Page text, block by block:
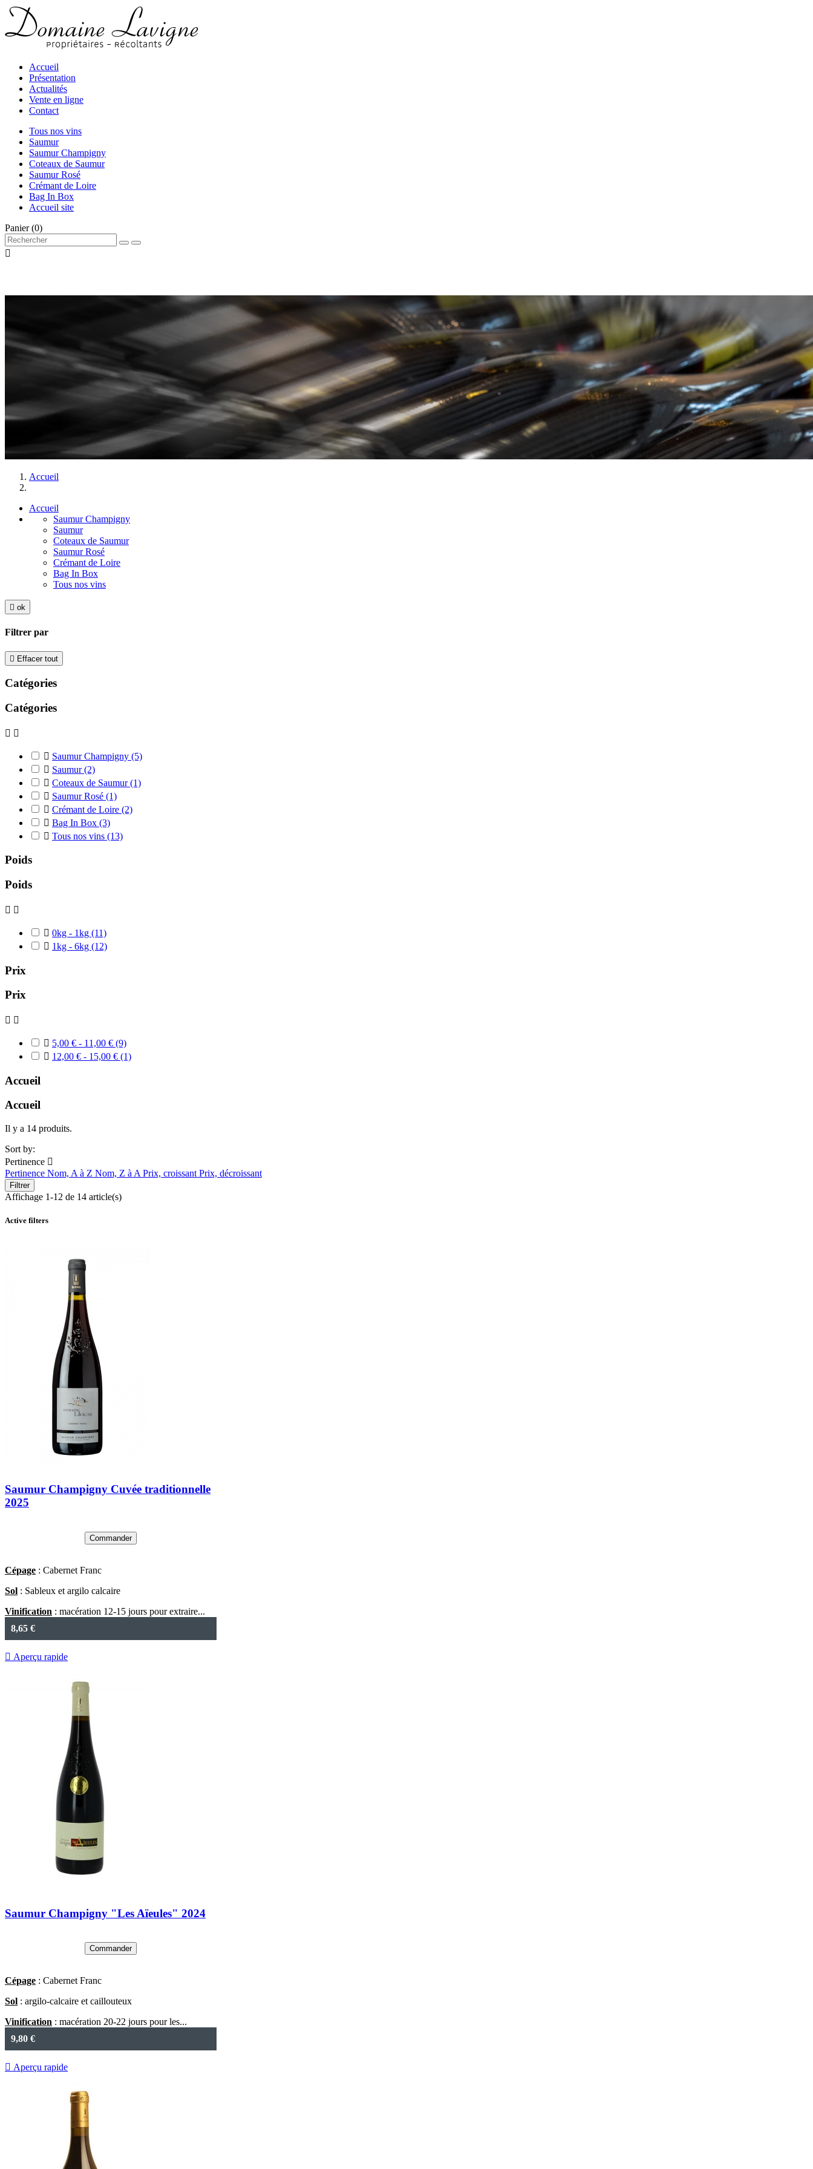
Accueil
Présentation
Actualités
Vente en ligne
Contact
Tous nos vins
Saumur
Saumur Champigny
Coteaux de Saumur
Saumur Rosé
Crémant de Loire
Bag In Box
Accueil site
Panier (0)

Accueil
Accueil
Saumur Champigny
Saumur
Coteaux de Saumur
Saumur Rosé
Crémant de Loire
Bag In Box
Tous nos vins
 ok
Filtrer par
 Effacer tout
Catégories
Catégories
 
 Saumur Champigny (5)
 Saumur(2)
 Coteaux de Saumur(1)
 Saumur Rosé (1)
 Crémant de Loire (2)
 Bag In Box (3)
 Tous nos vins (13)
Poids
Poids
 
 0kg - 1kg (11)
 1kg - 6kg (12)
Prix
Prix
 
 5,00 € - 11,00 € (9)
 12,00 € - 15,00 € (1)
Accueil
Accueil
Il y a 14 produits.
Sort by:
Pertinence 
Pertinence Nom, A à Z Nom, Z à A Prix, croissant Prix, décroissant
Filtrer
Affichage 1-12 de 14 article(s)
Active filters
Saumur Champigny Cuvée traditionnelle
2025
Commander
Cépage : Cabernet Franc
Sol : Sableux et argilo calcaire
Vinification : macération 12-15 jours pour extraire...
8,65 €
 Aperçu rapide
Saumur Champigny "Les Aïeules" 2024
Commander
Cépage : Cabernet Franc
Sol : argilo-calcaire et caillouteux
Vinification : macération 20-22 jours pour les...
9,80 €
 Aperçu rapide